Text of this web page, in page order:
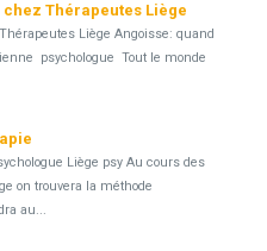
Thérapeutes Liège
Liège Angoisse: quand
psychologue Tout le monde
Liège psy Au cours des
on trouvera la méthode
au...